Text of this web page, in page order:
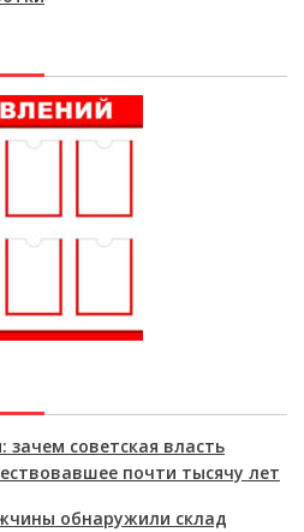
советская власть
почти тысячу лет
обнаружили склад